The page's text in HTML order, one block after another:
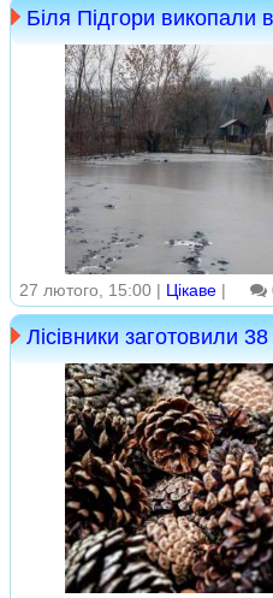
Біля Підгори викопали
27 лютого, 15:00 | Цікаве |
Лісівники заготовили